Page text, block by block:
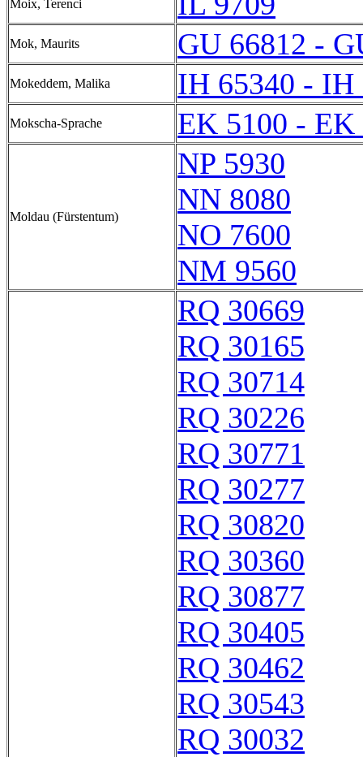
Moix, Terenci
Mok, Maurits GU 66812 -
Mokeddem, Malika IH 65340 - IH
Mokscha-Sprache EK 5100 - EK
Moldau (Fürstentum)
NP 5930
NN 8080
NO 7600
NM 9560
RQ 30669
RQ 30165
RQ 30714
RQ 30226
RQ 30771
RQ 30277
RQ 30820
RQ 30360
RQ 30877
RQ 30405
RQ 30462
RQ 30543
RQ 30032